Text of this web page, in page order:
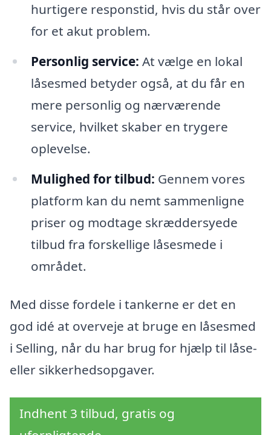
hurtigere responstid, hvis du står over
for et akut problem.
Personlig service: At vælge en lokal
låsesmed betyder også, at du får en
mere personlig og nærværende
service, hvilket skaber en trygere
oplevelse.
Mulighed for tilbud: Gennem vores
platform kan du nemt sammenligne
priser og modtage skræddersyede
tilbud fra forskellige låsesmede i
området.
Med disse fordele i tankerne er det en
god idé at overveje at bruge en låsesmed
i Selling, når du har brug for hjælp til låse-
eller sikkerhedsopgaver.
Indhent 3 tilbud, gratis og